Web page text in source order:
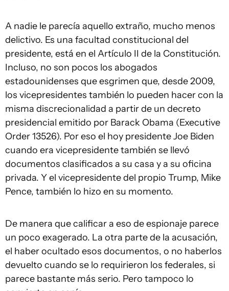
A nadie le parecía aquello extraño, mucho menos
delictivo. Es una facultad constitucional del
presidente, está en el Artículo II de la Constitución.
Incluso, no son pocos los abogados
estadounidenses que esgrimen que, desde 2009,
los vicepresidentes también lo pueden hacer con la
misma discrecionalidad a partir de un decreto
presidencial emitido por Barack Obama (Executive
Order13526). Por eso el hoy presidente Joe Biden
cuando era vicepresidente también se llevó
documentos clasificados a su casa y a su oficina
privada. Y el vicepresidente del propio Trump, Mike
Pence, también lo hizo en su momento.
De manera que calificar a eso de espionaje parece
un poco exagerado. La otra parte de la acusación,
el haber ocultado esos documentos, o no haberlos
devuelto cuando se lo requirieron los federales, si
parece bastante más serio. Pero tampoco lo